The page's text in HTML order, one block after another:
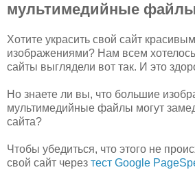
мультимедийные
Хотите украсить свой сайт
изображениями? Нам всем
сайты выглядели вот так. И это
Но знаете ли вы, что большие
мультимедийные файлы могут
сайта?
Чтобы убедиться, что этого не
свой сайт через тест Google